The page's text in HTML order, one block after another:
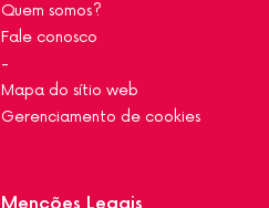
Quem somos?
Fale conosco
-
Mapa do sítio web
Gerenciamento de cookies